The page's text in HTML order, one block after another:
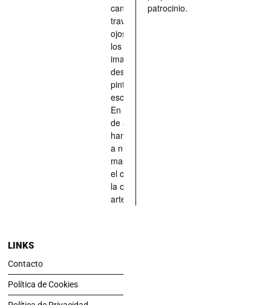
caninos a
través de los
ojos quienes
los han
imaginado,
descrito,
pintado,
esculpido...
En definitiva,
de aquellos
han situado
a nuestras
mascotas en
el centro de
la obra de
arte.
patrocinio.
LINKS
Contacto
Política de Cookies